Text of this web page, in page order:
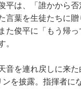
平は、「誰かから
言葉を生徒たちに
た俊平に「もう帰
。
音を連れ戻しに来
を披露。指揮者